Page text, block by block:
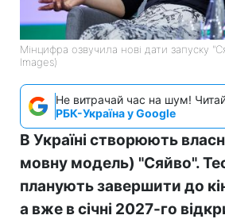
Мінцифра озвучила нові дати запуску
Images)
Не витрачай час на шум! Читай
РБК-Україна у Google
В Україні створюють
мовну модель) "Сяйво".
планують завершити до
а вже в січні 2027-го